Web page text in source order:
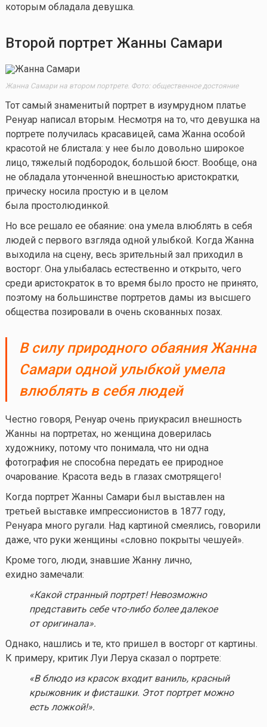
которым обладала девушка.
Второй портрет Жанны Самари
Жанна Самари на втором портрете. Фото: общественное достояние
Тот самый знаменитый портрет в изумрудном платье
Ренуар написал вторым. Несмотря на то, что девушка на
портрете получилась красавицей, сама Жанна особой
красотой не блистала: у нее было довольно широкое
лицо, тяжелый подбородок, большой бюст. Вообще, она
не обладала утонченной внешностью аристократки,
прическу носила простую и в целом
была простолюдинкой.
Но все решало ее обаяние: она умела влюблять в себя
людей с первого взгляда одной улыбкой. Когда Жанна
выходила на сцену, весь зрительный зал приходил в
восторг. Она улыбалась естественно и открыто, чего
среди аристократок в то время было просто не принято,
поэтому на большинстве портретов дамы из высшего
общества позировали в очень скованных позах.
В силу природного обаяния Жанна
Самари одной улыбкой умела
влюблять в себя людей
Честно говоря, Ренуар очень приукрасил внешность
Жанны на портретах, но женщина доверилась
художнику, потому что понимала, что ни одна
фотография не способна передать ее природное
очарование. Красота ведь в глазах смотрящего!
Когда портрет Жанны Самари был выставлен на
третьей выставке импрессионистов в 1877 году,
Ренуара много ругали. Над картиной смеялись, говорили
даже, что руки женщины «словно покрыты чешуей».
Кроме того, люди, знавшие Жанну лично,
ехидно замечали:
«Какой странный портрет! Невозможно
представить себе что-либоболее далекое
от оригинала».
Однако, нашлись и те, кто пришел в восторг от картины.
К примеру, критик Луи Леруа сказал о портрете:
«В блюдо из красок входит ваниль, красный
крыжовник и фисташки. Этот портрет можно
есть ложкой!».